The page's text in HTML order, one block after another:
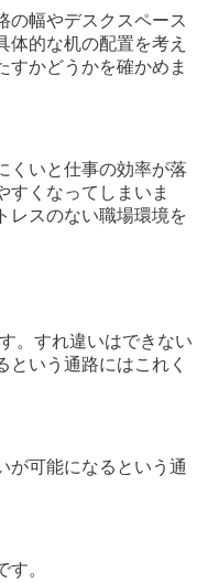
の幅やデスクスペース
体的な机の配置を考え
すかどうかを確かめま
くいと仕事の効率が落
すくなってしまいま
レスのない職場環境を
。すれ違いはできない
という通路にはこれく
が可能になるという通
。